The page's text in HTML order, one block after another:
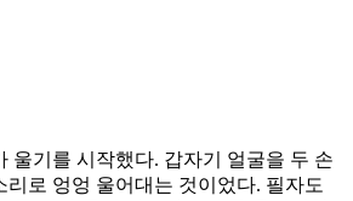
울기를 시작했다. 갑자기 얼굴을 두 손
리로 엉엉 울어대는 것이었다. 필자도